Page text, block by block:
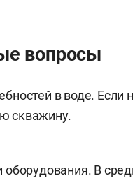
вопросы
в воде.
скважину.
оборудования. В